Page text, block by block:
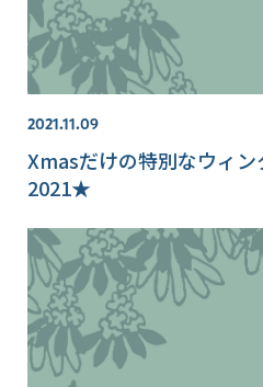
2021.11.09
Xmasだけの特別なウィ
2021★